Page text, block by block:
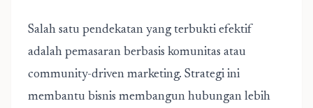
Salah satu pendekatan yang terbukti efektif
adalah pemasaran berbasis komunitas atau
community-driven marketing. Strategi ini
membantu bisnis membangun hubungan lebih